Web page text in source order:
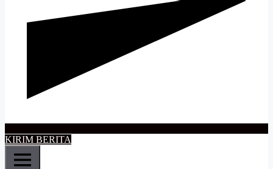
KIRIM BERITA